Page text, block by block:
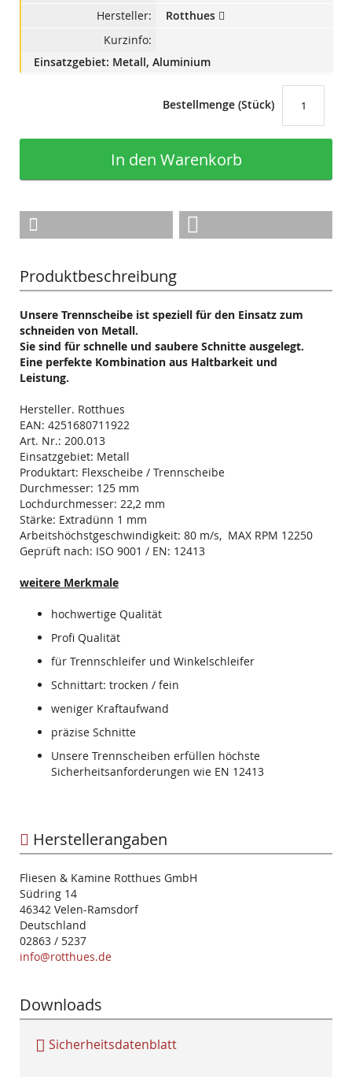
Hersteller:
Rotthues
Kurzinfo:
Einsatzgebiet: Metall, Aluminium
Bestellmenge (Stück)
In den Warenkorb
Produktbeschreibung
Unsere Trennscheibe ist speziell für den Einsatz zum
schneiden von Metall.
Sie sind für schnelle und saubere Schnitte ausgelegt.
Eine perfekte Kombination aus Haltbarkeit und
Leistung.
Hersteller. Rotthues
EAN: 4251680711922
Art. Nr.: 200.013
Einsatzgebiet: Metall
Produktart: Flexscheibe / Trennscheibe
Durchmesser: 125 mm
Lochdurchmesser: 22,2 mm
Stärke: Extradünn 1 mm
Arbeitshöchstgeschwindigkeit: 80 m/s, MAX RPM 12250
Geprüft nach: ISO 9001 / EN: 12413
weitere Merkmale
hochwertige Qualität
Profi Qualität
für Trennschleifer und Winkelschleifer
Schnittart: trocken / fein
weniger Kraftaufwand
präzise Schnitte
Unsere Trennscheiben erfüllen höchste
Sicherheitsanforderungen wie EN 12413
Herstellerangaben
Fliesen & Kamine Rotthues GmbH
Südring 14
46342 Velen-Ramsdorf
Deutschland
02863 / 5237
info@rotthues.de
Downloads
Sicherheitsdatenblatt